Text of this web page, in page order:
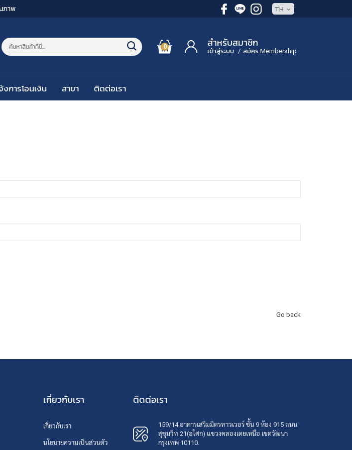
ภาพ TH
สำหรับสมาชิก
เข้าสู่ระบบ / สมัคร Membership
0
งการโอนเงิน สาขา ติดต่อเรา
Go back
เกี่ยวกับเรา
เกี่ยวกับเรา
นโยบายความเป็นส่วนตัว
ติดต่อเรา
159/14 อาคารเสริมมิตรทาวเวอร์ ชั้น 9 ห้อง 915 ถนน
สุขุมวิท 21(อโศก) แขวงคลองเตยเหนือ เขตวัฒนา
กรุงเทพ 10110.